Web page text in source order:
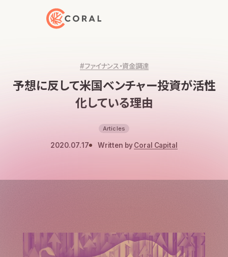
トップページへ戻る
#ファイナンス・資金調達
予想に反して米国ベンチャー投資が活性
化している理由
Articles
2020.07.17 Written byCoral Capital